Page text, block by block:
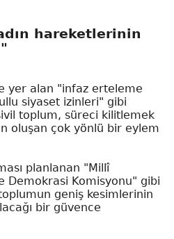
hareketlerinin
yer alan "infaz erteleme
siyaset izinleri" gibi
toplum, süreci kilitlemek
oluşan çok yönlü bir eylem
planlanan "Millî
Demokrasi Komisyonu" gibi
geniş kesimlerinin
bir güvence